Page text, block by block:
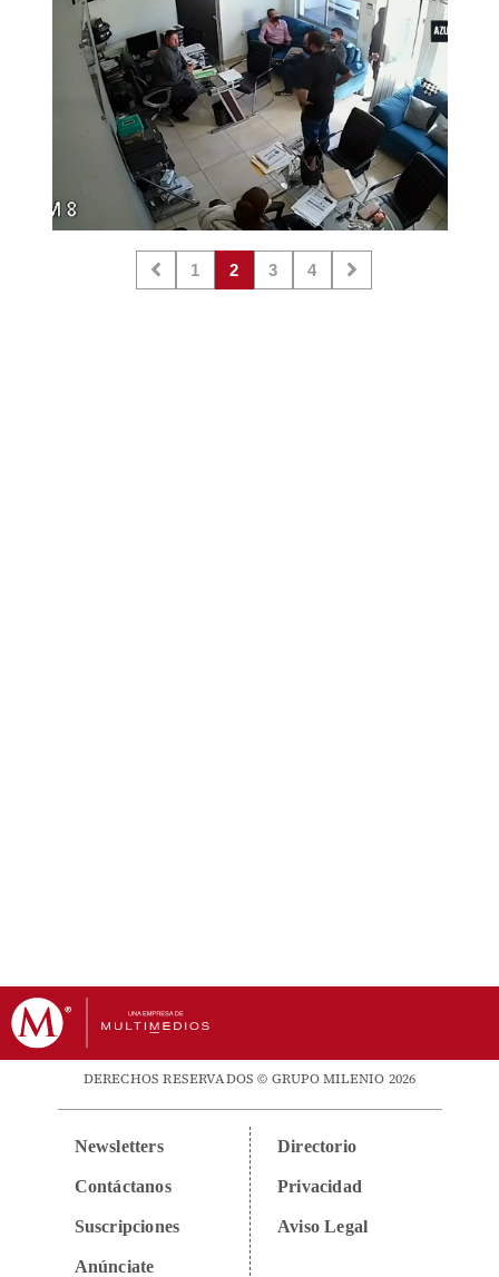
1 2 3 4
DERECHOS RESERVADOS © GRUPO MILENIO 2026
Newsletters
Contáctanos
Suscripciones
Anúnciate
Directorio
Privacidad
Aviso Legal